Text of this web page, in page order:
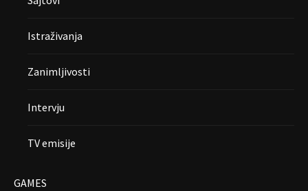
Istraživanja
Zanimljivosti
Intervju
TV emisije
GAMES